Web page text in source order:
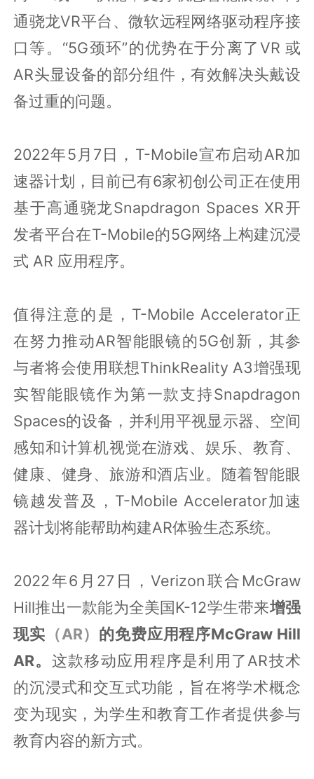
通骁龙VR平台、微软远程网络驱动程序接
口等。“5G颈环”的优势在于分离了VR 或
AR头显设备的部分组件，有效解决头戴设
备过重的问题。
2022年5月7日，T-Mobile宣布启动AR加
速器计划，目前已有6家初创公司正在使用
基于高通骁龙Snapdragon Spaces XR开
发者平台在T-Mobile的5G网络上构建沉浸
式 AR 应用程序。
值得注意的是，T-Mobile Accelerator正
在努力推动AR智能眼镜的5G创新，其参
与者将会使用联想ThinkReality A3增强现
实智能眼镜作为第一款支持Snapdragon
Spaces的设备，并利用平视显示器、空间
感知和计算机视觉在游戏、娱乐、教育、
健康、健身、旅游和酒店业。随着智能眼
镜越发普及，T-Mobile Accelerator加速
器计划将能帮助构建AR体验生态系统。
2022年6月27日，Verizon联合McGraw
Hill推出一款能为全美国K-12学生带来增强
现实 （AR） 的免费应用程序McGraw Hill
AR。 这款移动应用程序是利用了AR技术
的沉浸式和交互式功能，旨在将学术概念
变为现实，为学生和教育工作者提供参与
教育内容的新方式。